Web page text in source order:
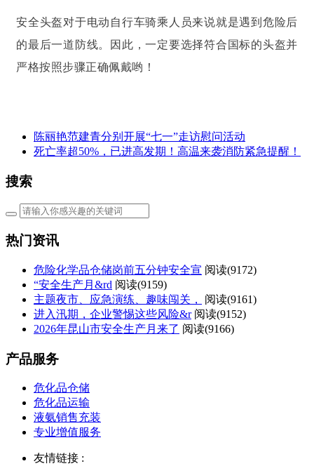
安全头盔对于电动自行车骑乘人员来说就是遇到危险后
的最后一道防线。因此，一定要选择符合国标的头盔并
严格按照步骤正确佩戴哟！
陈丽艳范建青分别开展“七一”走访慰问活动
死亡率超50%，已进高发期！高温来袭消防紧急提醒！
搜索
热门资讯
危险化学品仓储岗前五分钟安全宣 阅读(9172)
“安全生产月&rd 阅读(9159)
主题夜市、应急演练、趣味闯关，
阅读(9161)
进入汛期，企业警惕这些风险&r 阅读(9152)
2026年昆山市安全生产月来了 阅读(9166)
产品服务
危化品仓储
危化品运输
液氨销售充装
专业增值服务
友情链接 :